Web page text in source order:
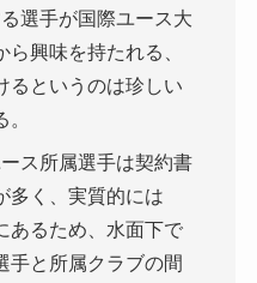
選手が国際ユース大
興味を持たれる、
るというのは珍しい
ス所属選手は契約書
多く、実質的には
あるため、水面下で
手と所属クラブの間